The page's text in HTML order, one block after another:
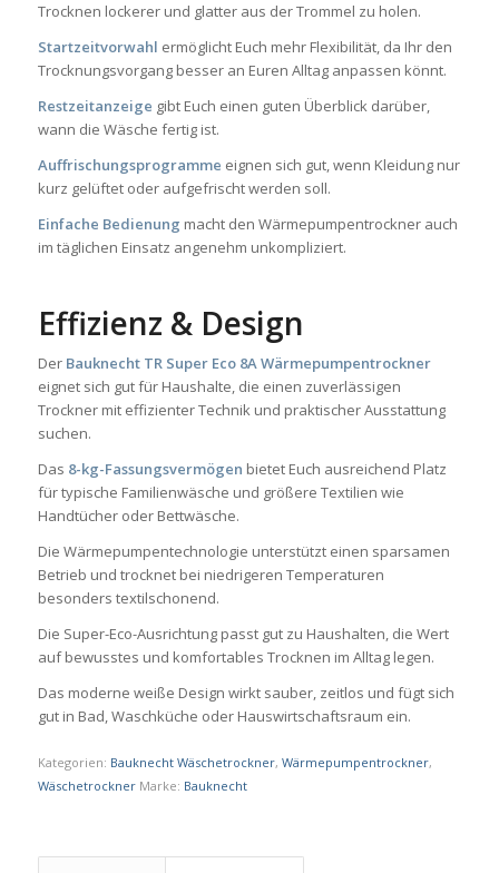
Trocknen lockerer und glatter aus der Trommel zu holen.
Startzeitvorwahl ermöglicht Euch mehr Flexibilität, da Ihr den
Trocknungsvorgang besser an Euren Alltag anpassen könnt.
Restzeitanzeige gibt Euch einen guten Überblick darüber,
wann die Wäsche fertig ist.
Auffrischungsprogramme eignen sich gut, wenn Kleidung nur
kurz gelüftet oder aufgefrischt werden soll.
Einfache Bedienung macht den Wärmepumpentrockner auch
im täglichen Einsatz angenehm unkompliziert.
Effizienz & Design
Der Bauknecht TR Super Eco 8A Wärmepumpentrockner
eignet sich gut für Haushalte, die einen zuverlässigen
Trockner mit effizienter Technik und praktischer Ausstattung
suchen.
Das 8-kg-Fassungsvermögen bietet Euch ausreichend Platz
für typische Familienwäsche und größere Textilien wie
Handtücher oder Bettwäsche.
Die Wärmepumpentechnologie unterstützt einen sparsamen
Betrieb und trocknet bei niedrigeren Temperaturen
besonders textilschonend.
Die Super-Eco-Ausrichtung passt gut zu Haushalten, die Wert
auf bewusstes und komfortables Trocknen im Alltag legen.
Das moderne weiße Design wirkt sauber, zeitlos und fügt sich
gut in Bad, Waschküche oder Hauswirtschaftsraum ein.
Kategorien: Bauknecht Wäschetrockner, Wärmepumpentrockner,
Wäschetrockner Marke: Bauknecht